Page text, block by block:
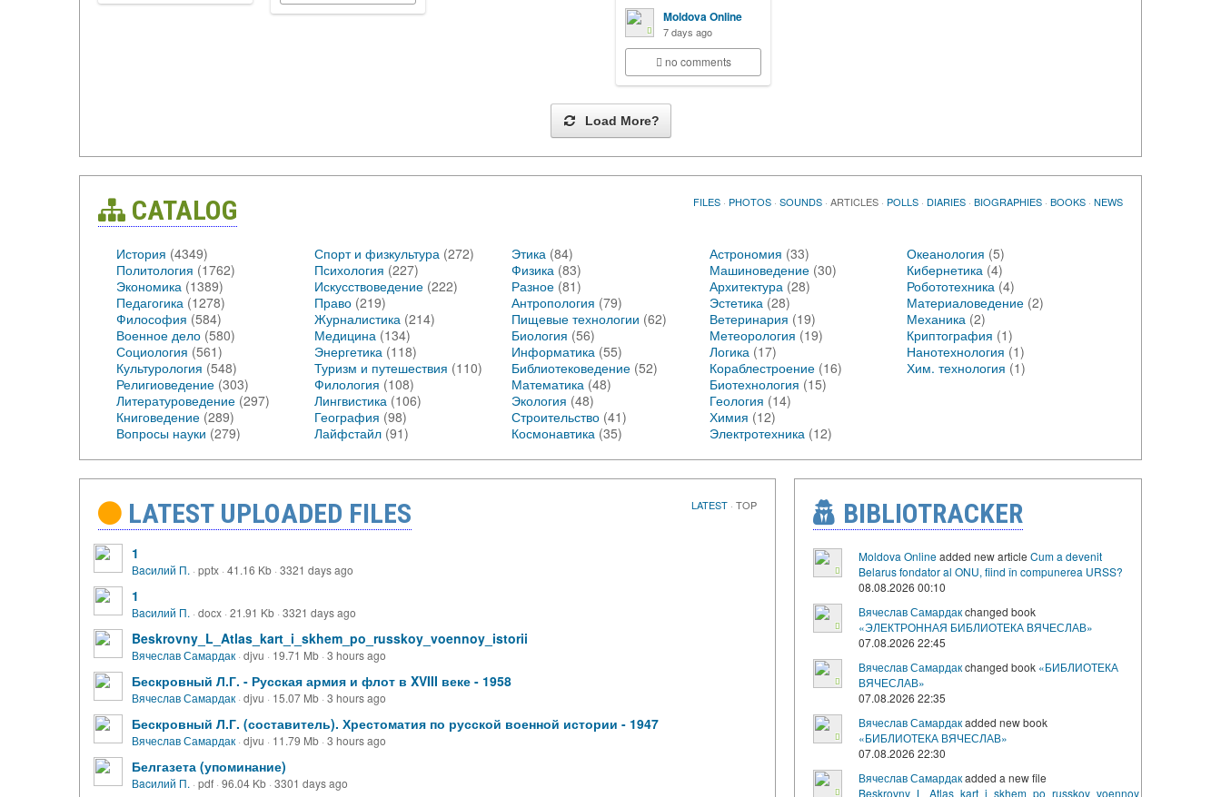
Moldova Online
7 days ago
no comments
Load More?
CATALOG FILES · PHOTOS · SOUNDS · ARTICLES · POLLS · DIARIES · BIOGRAPHIES · BOOKS · NEWS
История (4349)
Политология (1762)
Экономика (1389)
Педагогика (1278)
Философия (584)
Военное дело (580)
Социология (561)
Культурология (548)
Религиоведение (303)
Литературоведение (297)
Книговедение (289)
Вопросы науки (279)
Спорт и физкультура (272)
Психология (227)
Искусствоведение (222)
Право (219)
Журналистика (214)
Медицина (134)
Энергетика (118)
Туризм и путешествия (110)
Филология (108)
Лингвистика (106)
География (98)
Лайфстайл (91)
Этика (84)
Физика (83)
Разное (81)
Антропология (79)
Пищевые технологии (62)
Биология (56)
Информатика (55)
Библиотековедение (52)
Математика (48)
Экология (48)
Строительство (41)
Космонавтика (35)
Астрономия (33)
Машиноведение (30)
Архитектура (28)
Эстетика (28)
Ветеринария (19)
Метеорология (19)
Логика (17)
Кораблестроение (16)
Биотехнология (15)
Геология (14)
Химия (12)
Электротехника (12)
Океанология (5)
Кибернетика (4)
Робототехника (4)
Материаловедение (2)
Механика (2)
Криптография (1)
Нанотехнология (1)
Хим. технология (1)
LATEST UPLOADED FILES LATEST · TOP
1
Вacилий П. · pptx · 41.16 Kb · 3321 days ago
1
Вacилий П. · docx · 21.91 Kb · 3321 days ago
Beskrovny_L_Atlas_kart_i_skhem_po_russkoy_voennoy_istorii
Вячеслав Самардак · djvu · 19.71 Mb · 3 hours ago
Бескровный Л.Г. - Русская армия и флот в XVIII веке - 1958
Вячеслав Самардак · djvu · 15.07 Mb · 3 hours ago
Бескровный Л.Г. (составитель). Хрестоматия по русской военной истории - 1947
Вячеслав Самардак · djvu · 11.79 Mb · 3 hours ago
Белгазета (упоминание)
Вacилий П. · pdf · 96.04 Kb · 3301 days ago
BIBLIOTRACKER
Moldova Onlineadded new article Cum a devenit
Belarus fondator al ONU, fiind în compunerea URSS?
08.08.2026 00:10
Вячеслав Самардакchanged book
«ЭЛЕКТРОННАЯ БИБЛИОТЕКА ВЯЧЕСЛАВ»
07.08.2026 22:45
Вячеслав Самардакchanged book «БИБЛИОТЕКА
ВЯЧЕСЛАВ»
07.08.2026 22:35
Вячеслав Самардакadded new book
«БИБЛИОТЕКА ВЯЧЕСЛАВ»
07.08.2026 22:30
Вячеслав Самардакadded a new file
Beskrovny_L_Atlas_kart_i_skhem_po_russkoy_voennoy_istorii